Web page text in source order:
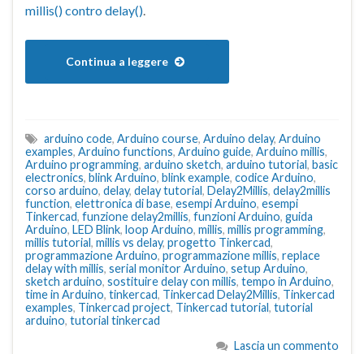
millis() contro delay().
Continua a leggere
arduino code, Arduino course, Arduino delay, Arduino
examples, Arduino functions, Arduino guide, Arduino millis,
Arduino programming, arduino sketch, arduino tutorial, basic
electronics, blink Arduino, blink example, codice Arduino,
corso arduino, delay, delay tutorial, Delay2Millis, delay2millis
function, elettronica di base, esempi Arduino, esempi
Tinkercad, funzione delay2millis, funzioni Arduino, guida
Arduino, LED Blink, loop Arduino, millis, millis programming,
millis tutorial, millis vs delay, progetto Tinkercad,
programmazione Arduino, programmazione millis, replace
delay with millis, serial monitor Arduino, setup Arduino,
sketch arduino, sostituire delay con millis, tempo in Arduino,
time in Arduino, tinkercad, Tinkercad Delay2Millis, Tinkercad
examples, Tinkercad project, Tinkercad tutorial, tutorial
arduino, tutorial tinkercad
Lascia un commento